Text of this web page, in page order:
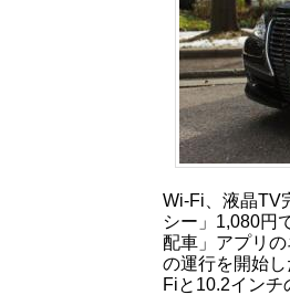
Wi-Fi、液晶TV
シー」1,080円
配車」アプリ
の運行を開始
Fiと10.2イン